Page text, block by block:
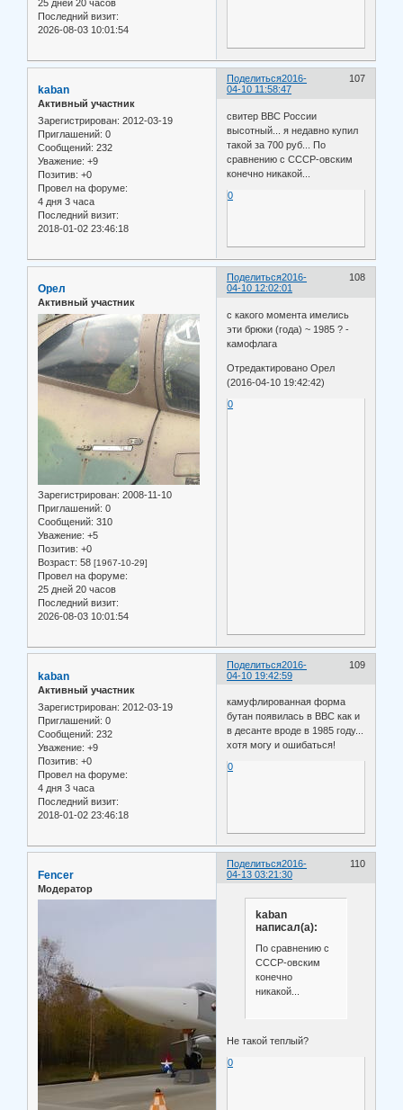
25 дней 20 часов
Последний визит:
2026-08-03 10:01:54
Поделиться 107
2016-
04-10 11:58:47
kaban
Активный участник
Зарегистрирован: 2012-03-19
Приглашений: 0
Сообщений: 232
Уважение: +9
Позитив: +0
Провел на форуме:
4 дня 3 часа
Последний визит:
2018-01-02 23:46:18
свитер ВВС России
высотный... я недавно купил
такой за 700 руб... По
сравнению с СССР-овским
конечно никакой...
0
Поделиться 108
2016-
04-10 12:02:01
Орел
Активный участник
Зарегистрирован: 2008-11-10
Приглашений: 0
Сообщений: 310
Уважение: +5
Позитив: +0
Возраст: 58 [1967-10-29]
Провел на форуме:
25 дней 20 часов
Последний визит:
2026-08-03 10:01:54
с какого момента имелись
эти брюки (года) ~ 1985 ? -
камофлага
Отредактировано Орел
(2016-04-10 19:42:42)
0
Поделиться 109
2016-
04-10 19:42:59
kaban
Активный участник
Зарегистрирован: 2012-03-19
Приглашений: 0
Сообщений: 232
Уважение: +9
Позитив: +0
Провел на форуме:
4 дня 3 часа
Последний визит:
2018-01-02 23:46:18
камуфлированная форма
бутан появилась в ВВС как и
в десанте вроде в 1985 году...
хотя могу и ошибаться!
0
Поделиться 110
2016-
04-13 03:21:30
Fencer
Модератор
kaban
написал(а):
По сравнению с
СССР-овским
конечно
никакой...
Не такой теплый?
0